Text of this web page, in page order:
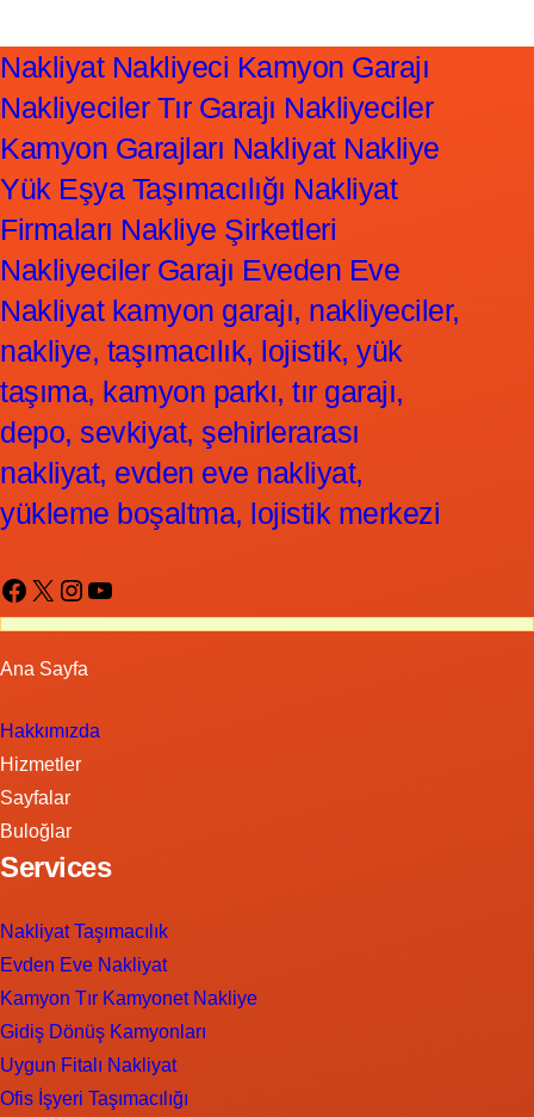
Nakliyat Nakliyeci Kamyon Garajı
Nakliyeciler Tır Garajı Nakliyeciler
Kamyon Garajları Nakliyat Nakliye
Yük Eşya Taşımacılığı Nakliyat
Firmaları Nakliye Şirketleri
Nakliyeciler Garajı Eveden Eve
Nakliyat kamyon garajı, nakliyeciler,
nakliye, taşımacılık, lojistik, yük
taşıma, kamyon parkı, tır garajı,
depo, sevkiyat, şehirlerarası
nakliyat, evden eve nakliyat,
yükleme boşaltma, lojistik merkezi
Facebook X Instagram YouTube
Ana Sayfa
Hakkımızda
Hizmetler
Sayfalar
Buloğlar
Services
Nakliyat Taşımacılık
Evden Eve Nakliyat
Kamyon Tır Kamyonet Nakliye
Gidiş Dönüş Kamyonları
Uygun Fitalı Nakliyat
Ofis İşyeri Taşımacılığı